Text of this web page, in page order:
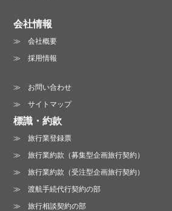
会社情報
会社概要
採用情報
お問い合わせ
サイトマップ
標識・約款
旅行業登録票
旅行業約款（募集型企画旅行契約）
旅行業約款（受注型企画旅行契約）
渡航手続代行契約の部
旅行相談契約の部